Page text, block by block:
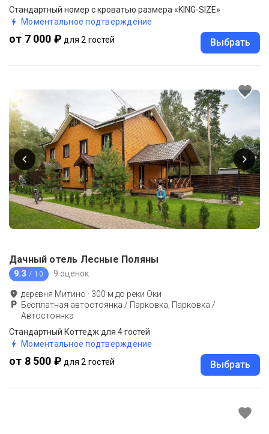
Стандартный номер с кроватью размера «KING-SIZE»
Моментальное подтверждение
от 7 000 ₽ для 2 гостей Выбрать
Дачный отель Лесные Поляны
9.3 / 10 9 оценок
деревня Митино · 300 м до реки Оки
Бесплатная автостоянка / Парковка, Парковка /
Автостоянка
Стандартный Коттедж для 4 гостей
Моментальное подтверждение
от 8 500 ₽ для 2 гостей Выбрать